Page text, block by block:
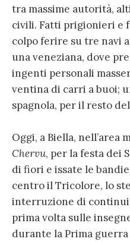
tra massime autorità,
civili. Fatti prigionieri e
colpo ferire su tre navi
una veneziana, dove
ingenti personali
ventina di carri a buoi;
spagnola, per il resto
Oggi, a Biella, nell’area
Chervu, per la festa dei
di fiori e issate le
centro il Tricolore, lo
interruzione di
prima volta sulle
durante la Prima